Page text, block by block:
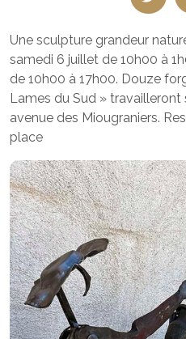
Une sculpture grandeur
samedi 6 juillet de 10h00 à
de 10h00 à 17h00. Douze
Lames du Sud »
avenue des Miougraniers.
place